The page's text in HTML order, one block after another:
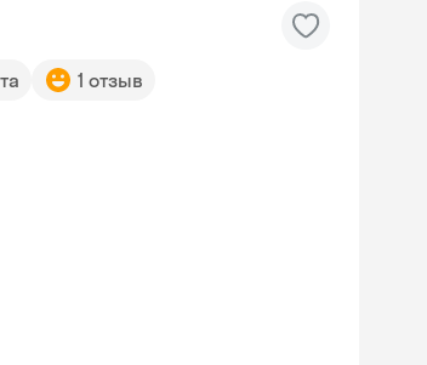
1 отзыв